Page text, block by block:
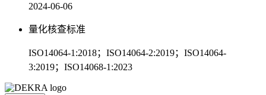
2024-06-06
量化核查标准
ISO14064-1:2018；ISO14064-2:2019；ISO14064-
3:2019；ISO14068-1:2023